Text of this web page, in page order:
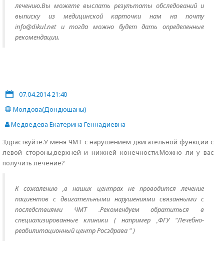
лечению.Вы можете выслать результаты обследований и
выписку из медицинской карточки нам на почту
info@dikul.net и тогда можно будет дать определенные
рекомендации.
07.04.2014 21:40
Молдова(Дондюшаны)
Медведева Екатерина Геннадиевна
Здраствуйте.У меня ЧМТ с нарушением двигательной функции с
левой стороны,верхней и нижней конечности.Можно ли у вас
получить лечение?
К сожалению ,в наших центрах не проводится лечение
пациентов с двигательными нарушениями связанными с
последствиями ЧМТ .Рекомендуем обратиться в
специализированные клиники ( например ,ФГУ "Лечебно-
реабилитационный центр Росздрава " )